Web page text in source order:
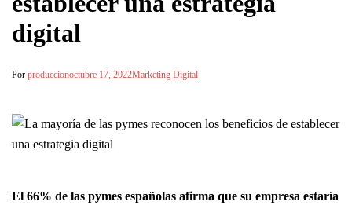
digital
Por produccionoctubre 17, 2022Marketing Digital
El 66% de las pymes españolas afirma que su empresa estaría